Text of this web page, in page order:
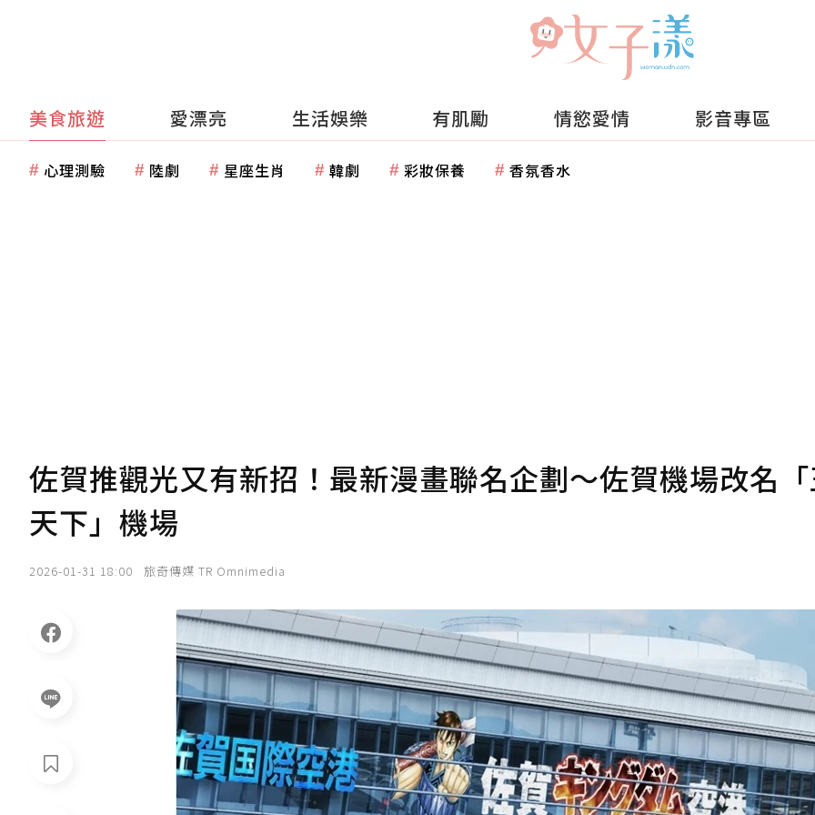
美食旅遊 愛漂亮 生活娛樂 有肌勵 情慾愛情 影音專區
心理測驗 陸劇 星座生肖 韓劇 彩妝保養 香氛香水
佐賀推觀光又有新招！最新漫畫聯名企劃〜佐賀機場改名
天下」機場
2026-01-31 18:00 旅奇傳媒 TR Omnimedia